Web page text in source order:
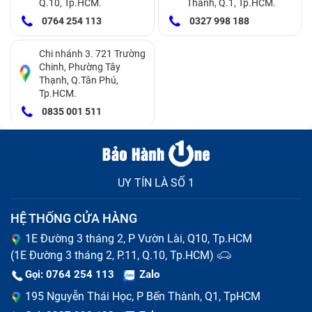
Lợi ích của việc thay kính lưng iPhone 15 Pro
Max
Thay kính lưng iPhone 15 Pro Max mang lại nhiều giá
trị thiết thực cho cả thiết bị và người sử dụng. Bạn sẽ
Q.10, Tp.HCM.
0764 254 113
Thành, Q.1, Tp.HCM.
0327 998 188
Chi nhánh 3. 721 Trường
Chinh, Phường Tây
Thạnh, Q.Tân Phú,
Tp.HCM.
0835 001 511
UY TÍN LÀ SỐ 1
HỆ THỐNG CỬA HÀNG
1E Đường 3 tháng 2, P Vườn Lài, Q10, Tp.HCM
(1E Đường 3 tháng 2, P.11, Q.10, Tp.HCM)
Gọi: 0764 254 113 Zalo
195 Nguyễn Thái Học, P Bến Thành, Q1, TpHCM